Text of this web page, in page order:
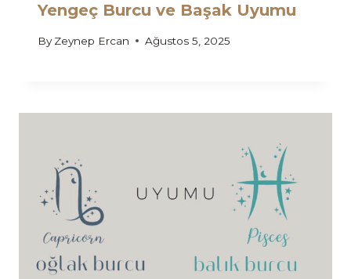
Yengeç Burcu ve Başak Uyumu
By Zeynep Ercan Ağustos 5, 2025